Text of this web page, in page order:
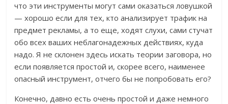
что эти инструменты могут сами оказаться ловушкой
— хорошо если для тех, кто анализирует трафик на
предмет рекламы, а то еще, ходят слухи, сами стучат
обо всех ваших неблагонадежных действиях, куда
надо. Я не склонен здесь искать теории заговора, но
если появляется простой и, скорее всего, наименее
опасный инструмент, отчего бы не попробовать его?
Конечно, давно есть очень простой и даже немного